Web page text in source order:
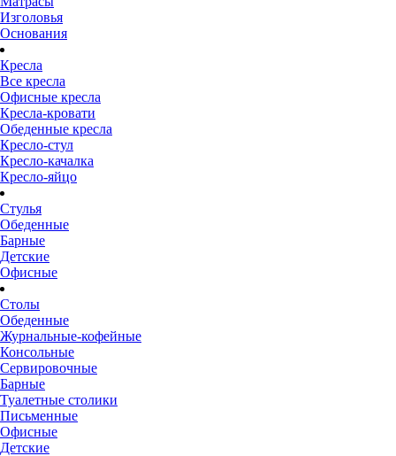
Изголовья
Основания
Кресла
Все кресла
Офисные кресла
Кресла-кровати
Обеденные кресла
Кресло-стул
Кресло-качалка
Кресло-яйцо
Стулья
Обеденные
Барные
Детские
Офисные
Столы
Обеденные
Журнальные-кофейные
Консольные
Сервировочные
Барные
Туалетные столики
Письменные
Офисные
Детские